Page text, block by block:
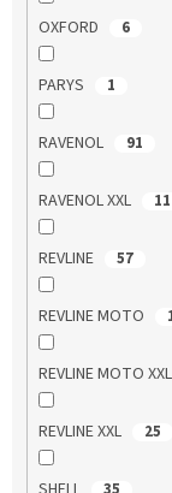
OXFORD 6
PARYS 1
RAVENOL 91
RAVENOL XXL 11
REVLINE 57
REVLINE MOTO
REVLINE MOTO XXL
REVLINE XXL 25